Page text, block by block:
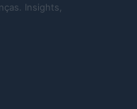
Insights,